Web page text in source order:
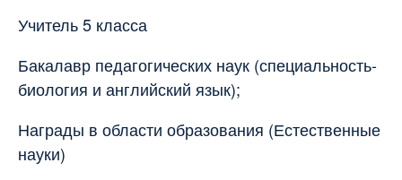
Учитель 5 класса
Бакалавр педагогических наук (специальность-
биология и английский язык);
Награды в области образования (Естественные
науки)